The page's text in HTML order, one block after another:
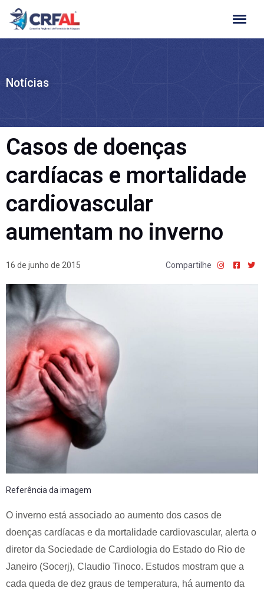
Ir
para
Notícias
Casos de doenças
cardíacas e mortalidade
cardiovascular
aumentam no inverno
16 de junho de 2015 Compartilhe
Referência da imagem
O inverno está associado ao aumento dos casos de
doenças cardíacas e da mortalidade cardiovascular, alerta o
diretor da Sociedade de Cardiologia do Estado do Rio de
Janeiro (Socerj), Claudio Tinoco. Estudos mostram que a
cada queda de dez graus de temperatura, há aumento da